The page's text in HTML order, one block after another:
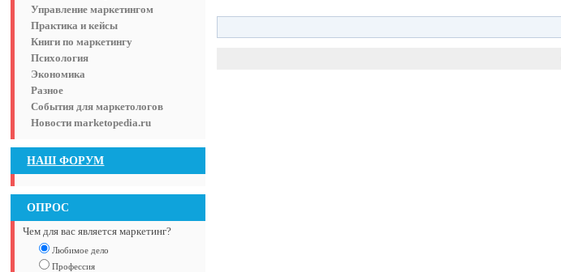
Управление маркетингом
Практика и кейсы
Книги по маркетингу
Психология
Экономика
Разное
События для маркетологов
Новости marketopedia.ru
НАШ ФОРУМ
ОПРОС
Чем для вас является маркетинг?
Любимое дело
Профессия